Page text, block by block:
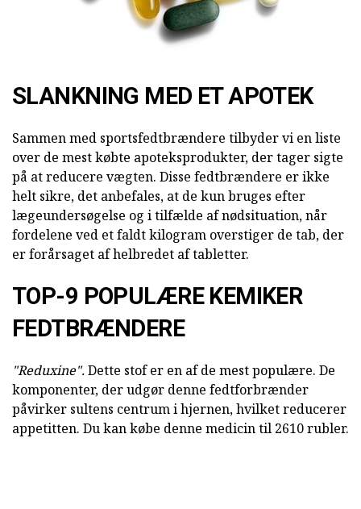
SLANKNING MED ET APOTEK
Sammen med sportsfedtbrændere tilbyder vi en liste
over de mest købte apoteksprodukter, der tager sigte
på at reducere vægten. Disse fedtbrændere er ikke
helt sikre, det anbefales, at de kun bruges efter
lægeundersøgelse og i tilfælde af nødsituation, når
fordelene ved et faldt kilogram overstiger de tab, der
er forårsaget af helbredet af tabletter.
TOP-9 POPULÆRE KEMIKER
FEDTBRÆNDERE
"Reduxine".Dette stof er en af de mest populære. De
komponenter, der udgør denne fedtforbrænder
påvirker sultens centrum i hjernen, hvilket reducerer
appetitten. Du kan købe denne medicin til 2610 rubler.